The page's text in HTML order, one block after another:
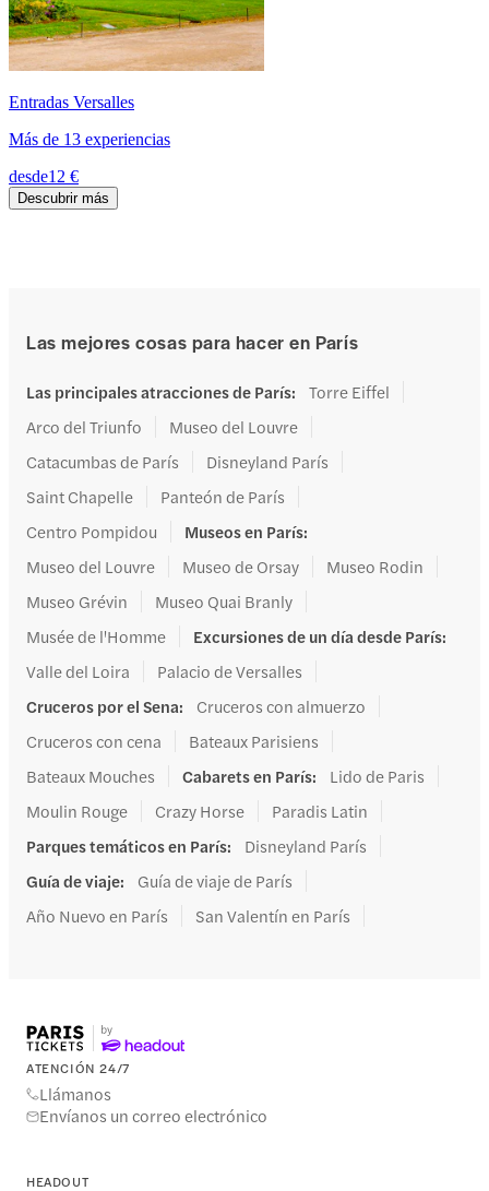
Entradas Versalles
Más de 13 experiencias
desde12 €
Descubrir más
Las mejores cosas para hacer en París
Las principales atracciones de París:
Torre Eiffel
Arco del Triunfo
Museo del Louvre
Catacumbas de París
Disneyland París
Saint Chapelle
Panteón de París
Centro Pompidou
Museos en París:
Museo del Louvre
Museo de Orsay
Museo Rodin
Museo Grévin
Museo Quai Branly
Musée de l'Homme
Excursiones de un día desde París:
Valle del Loira
Palacio de Versalles
Cruceros por el Sena:
Cruceros con almuerzo
Cruceros con cena
Bateaux Parisiens
Bateaux Mouches
Cabarets en París:
Lido de Paris
Moulin Rouge
Crazy Horse
Paradis Latin
Parques temáticos en París:
Disneyland París
Guía de viaje:
Guía de viaje de París
Año Nuevo en París
San Valentín en París
ATENCIÓN 24/7
Llámanos
Envíanos un correo electrónico
HEADOUT